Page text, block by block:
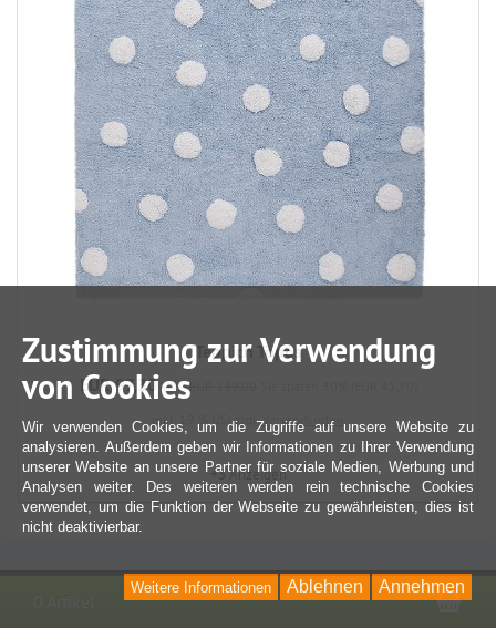
Teppich Topos
EUR 97,30 UVP EUR 139,00
inkl. 19 % UStzzgl. Versandkosten
+3Anzeigen
Zustimmung zur Verwendung
von Cookies
Wir verwenden Cookies, um die Zugriffe auf unsere Website zu
analysieren. Außerdem geben wir Informationen zu Ihrer Verwendung
unserer Website an unsere Partner für soziale Medien, Werbung und
Analysen weiter. Des weiteren werden rein technische Cookies
verwendet, um die Funktion der Webseite zu gewährleisten, dies ist
nicht deaktivierbar.
Annehmen
Ablehnen
Weitere Informationen